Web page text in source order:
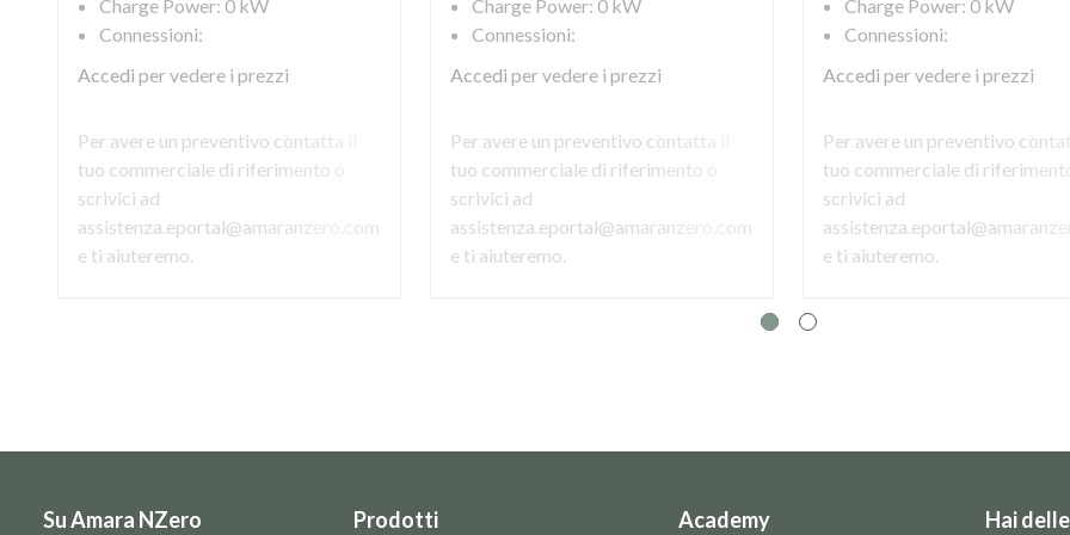
Charge Power: 0 kW
Connessioni:
Accedi per vedere i prezzi
Per avere un preventivo contatta il
tuo commerciale di riferimento o
scrivici ad
assistenza.eportal@amaranzero.com
e ti aiuteremo.
Charge Power: 0 kW
Connessioni:
Accedi per vedere i prezzi
Per avere un preventivo contatta il
tuo commerciale di riferimento o
scrivici ad
assistenza.eportal@amaranzero.com
e ti aiuteremo.
Charge Power: 0 kW
Connessioni:
Accedi per vedere i prezzi
Per avere un preventivo
tuo commerciale di riferimento
scrivici ad
e ti aiuteremo.
Su Amara NZero Prodotti Academy Hai